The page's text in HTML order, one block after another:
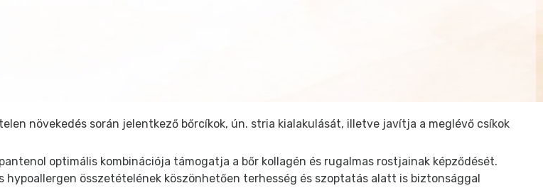
növekedés során jelentkező bőrcíkok, ún. stria kialakulását, illetve javítja a meglévő csíkok
optimális kombinációja támogatja a bőr kollagén és rugalmas rostjainak képződését.
összetételének köszönhetően terhesség és szoptatás alatt is biztonsággal